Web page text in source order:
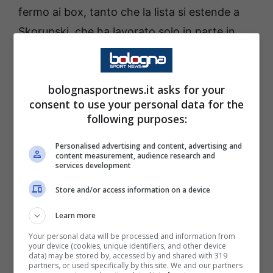
fermo ai box, tanto che la lista si estende a
Skorupski, che ha lavorato solo in parte in
gruppo, Casale, ancora in convalescenza,
Bernardeschi (appena operato), e poi lo
squalificato Heggem. Ciò condiziona sia le
scelte di campo di Italiano che quelle
Summit mercato della
dirigenza rossoblu
E’ proprio in questo contesto che la società
ne ha approfittato per riunirsi e discutere
delle possibili mosse in entrata per la
bolognasportnews.it asks for your
consent to use your personal data for the
following purposes:
Personalised advertising and content, advertising and
content measurement, audience research and
services development
Store and/or access information on a device
Learn more
Your personal data will be processed and information from
your device (cookies, unique identifiers, and other device
data) may be stored by, accessed by and shared with 319
partners, or used specifically by this site. We and our partners